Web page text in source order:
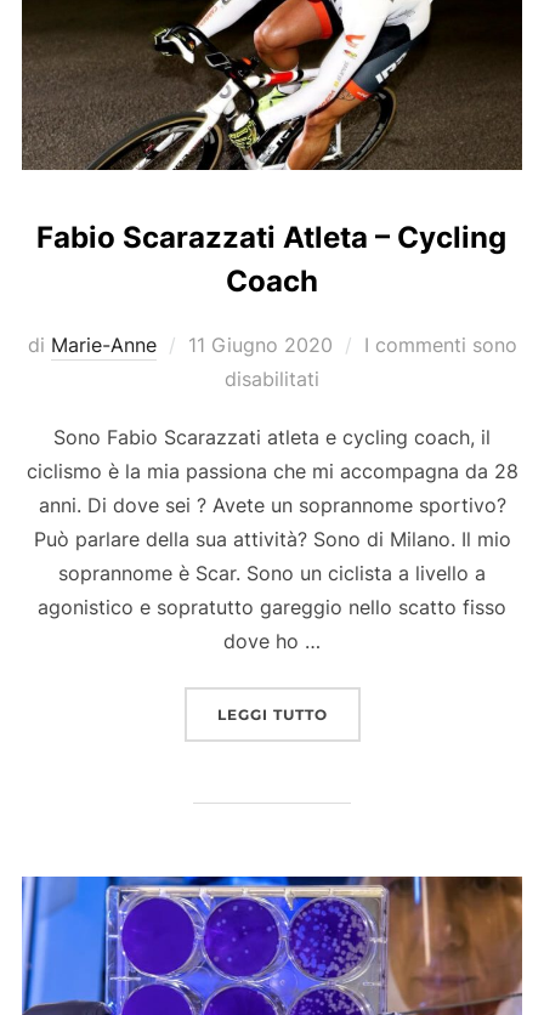
Fabio Scarazzati Atleta – Cycling
Coach
di Marie-Anne
Pubblicato
11 Giugno 2020
I commenti sono
disabilitati
Sono Fabio Scarazzati atleta e cycling coach, il
ciclismo è la mia passiona che mi accompagna da 28
anni. Di dove sei ? Avete un soprannome sportivo?
Può parlare della sua attività? Sono di Milano. Il mio
soprannome è Scar. Sono un ciclista a livello a
agonistico e sopratutto gareggio nello scatto fisso
dove ho …
LEGGI TUTTO“FABIO SCARAZZATI